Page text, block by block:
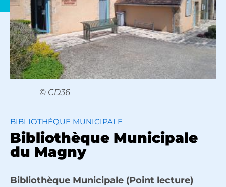
© CD36
BIBLIOTHÈQUE MUNICIPALE
Bibliothèque Municipale
du Magny
Bibliothèque Municipale (Point lecture)